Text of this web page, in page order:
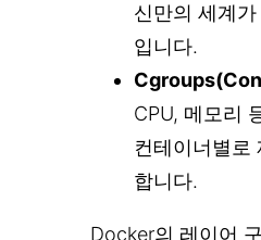
신만의 세계
입니다.
CPU, 메모리
컨테이너별로
합니다.
Docker의 레이어